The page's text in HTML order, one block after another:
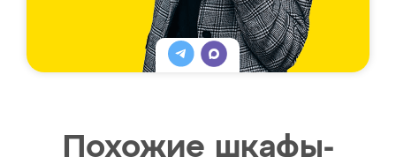
Похожие шкафы-